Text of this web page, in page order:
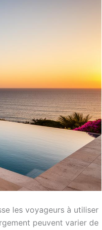
les voyageurs à utiliser
peuvent varier de